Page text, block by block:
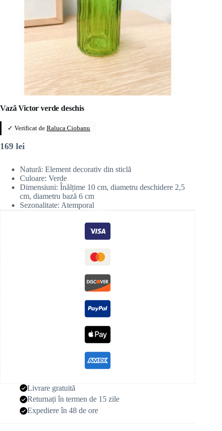
Vază Victor verde deschis
✓ Verificat de Raluca Ciobanu
169 lei
Natură: Element decorativ din sticlă
Culoare: Verde
Dimensiuni: Înălțime 10 cm, diametru deschidere 2,5
cm, diametru bază 6 cm
Sezonalitate: Atemporal
Livrare gratuită
Returnați în termen de 15 zile
Expediere în 48 de ore